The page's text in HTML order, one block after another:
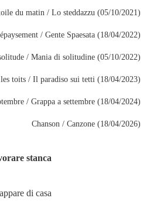
du matin / Lo steddazzu (05/10/2021)
/ Gente Spaesata (18/04/2022)
/ Mania di solitudine (05/10/2022)
toits / Il paradiso sui tetti (18/04/2023)
/ Grappa a settembre (18/04/2024)
Chanson / Canzone (18/04/2026)
stanca
di casa